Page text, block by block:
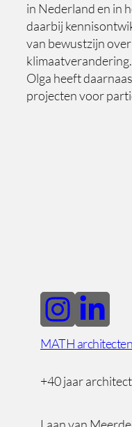
in Nederland en in
daarbij
van bewustzijn
klimaatverandering.
Olga heeft
projecten voor
MATH architecten
+40 jaar